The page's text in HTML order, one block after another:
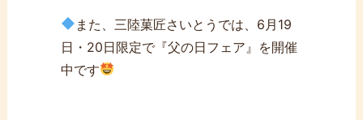
また、三陸菓匠さいとうでは、6月19
日・20日限定で『父の日フェア』を開催
中です